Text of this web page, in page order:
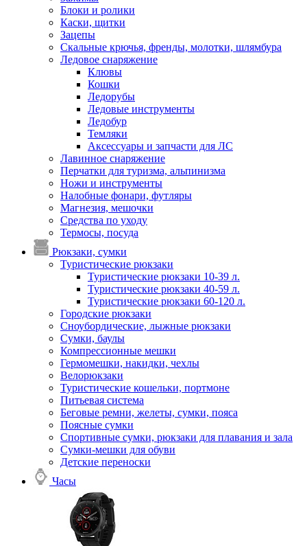
Блоки и ролики
Каски, щитки
Зацепы
Скальные крючья, френды, молотки, шлямбура
Ледовое снаряжение
Клювы
Кошки
Ледорубы
Ледовые инструменты
Ледобур
Темляки
Аксессуары и запчасти для ЛС
Лавинное снаряжение
Перчатки для туризма, альпинизма
Ножи и инструменты
Налобные фонари, футляры
Магнезия, мешочки
Средства по уходу
Термосы, посуда
Рюкзаки, сумки
Туристические рюкзаки
Туристические рюкзаки 10-39 л.
Туристические рюкзаки 40-59 л.
Туристические рюкзаки 60-120 л.
Городские рюкзаки
Сноубордические, лыжные рюкзаки
Сумки, баулы
Компрессионные мешки
Гермомешки, накидки, чехлы
Велорюкзаки
Туристические кошельки, портмоне
Питьевая система
Беговые ремни, желеты, сумки, пояса
Поясные сумки
Спортивные сумки, рюкзаки для плавания и зала
Сумки-мешки для обуви
Детские переноски
Часы